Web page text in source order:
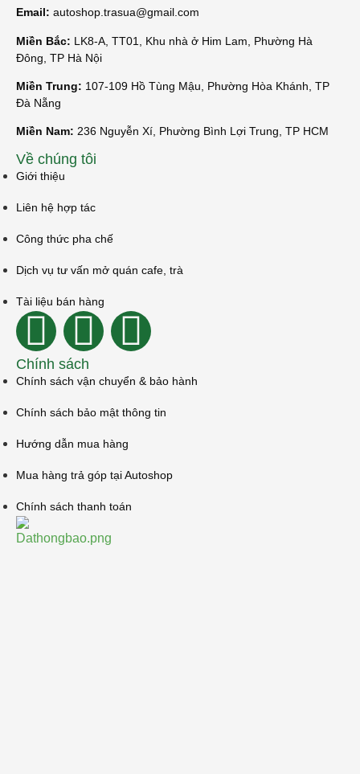
Email: autoshop.trasua@gmail.com
Miền Bắc: LK8-A, TT01, Khu nhà ở Him Lam, Phường Hà
Đông, TP Hà Nội
Miền Trung: 107-109 Hồ Tùng Mậu, Phường Hòa Khánh, TP
Đà Nẵng
Miền Nam: 236 Nguyễn Xí, Phường Bình Lợi Trung, TP HCM
Về chúng tôi
Giới thiệu
Liên hệ hợp tác
Công thức pha chế
Dịch vụ tư vấn mở quán cafe, trà
Tài liệu bán hàng
Chính sách
Chính sách vận chuyển & bảo hành
Chính sách bảo mật thông tin
Hướng dẫn mua hàng
Mua hàng trả góp tại Autoshop
Chính sách thanh toán